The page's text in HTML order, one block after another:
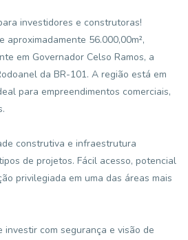
investidores e construtoras!
56.000,00m²,
em Governador Celso Ramos, a
da BR-101. A região está em
para empreendimentos comerciais,
construtiva e infraestrutura
de projetos. Fácil acesso, potencial
privilegiada em uma das áreas mais
com segurança e visão de